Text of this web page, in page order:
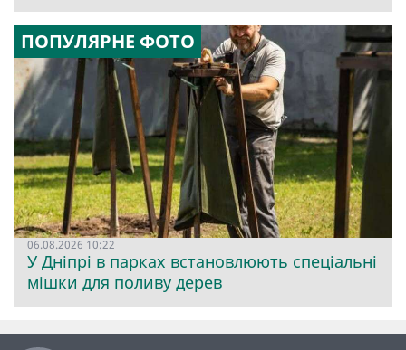
ПОПУЛЯРНЕ ФОТО
06.08.2026 10:22
У Дніпрі в парках встановлюють спеціальні
мішки для поливу дерев